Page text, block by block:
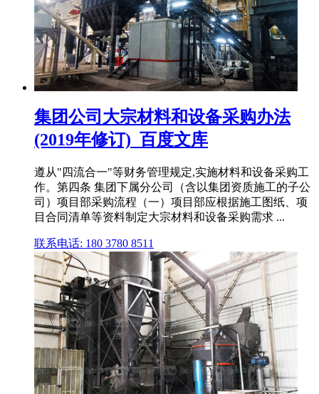
集团公司大宗材料和设备采购办法
(2019年修订)_百度文库
遵从"四流合一"等财务管理规定,实施材料和设备采购工
作。第四条 集团下属分公司（含以集团资质施工的子公
司）项目部采购流程（一）项目部应根据施工图纸、项
目合同清单等资料制定大宗材料和设备采购需求 ...
联系电话: 180 3780 8511